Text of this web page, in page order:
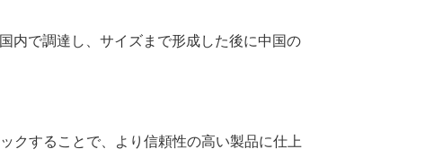
内で調達し、サイズまで形成した後に中国の
クすることで、より信頼性の高い製品に仕上